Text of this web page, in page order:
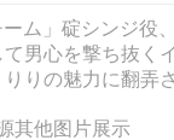
ム」碇シンジ
男心を撃ち抜
りりの魅力に翻弄
其他图片展示